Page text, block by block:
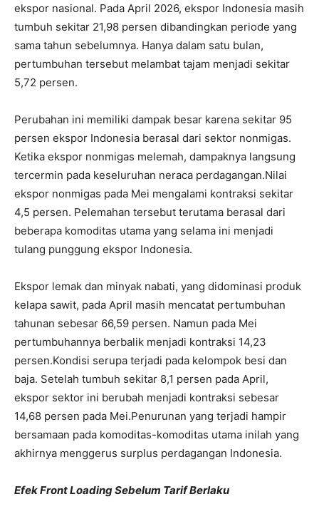
ekspor nasional. Pada April 2026, ekspor Indonesia masih
tumbuh sekitar 21,98 persen dibandingkan periode yang
sama tahun sebelumnya. Hanya dalam satu bulan,
pertumbuhan tersebut melambat tajam menjadi sekitar
5,72 persen.
Perubahan ini memiliki dampak besar karena sekitar 95
persen ekspor Indonesia berasal dari sektor nonmigas.
Ketika ekspor nonmigas melemah, dampaknya langsung
tercermin pada keseluruhan neraca perdagangan.Nilai
ekspor nonmigas pada Mei mengalami kontraksi sekitar
4,5 persen. Pelemahan tersebut terutama berasal dari
beberapa komoditas utama yang selama ini menjadi
tulang punggung ekspor Indonesia.
Ekspor lemak dan minyak nabati, yang didominasi produk
kelapa sawit, pada April masih mencatat pertumbuhan
tahunan sebesar 66,59 persen. Namun pada Mei
pertumbuhannya berbalik menjadi kontraksi 14,23
persen.Kondisi serupa terjadi pada kelompok besi dan
baja. Setelah tumbuh sekitar 8,1 persen pada April,
ekspor sektor ini berubah menjadi kontraksi sebesar
14,68 persen pada Mei.Penurunan yang terjadi hampir
bersamaan pada komoditas-komoditas utama inilah yang
akhirnya menggerus surplus perdagangan Indonesia.
Efek Front Loading Sebelum Tarif Berlaku